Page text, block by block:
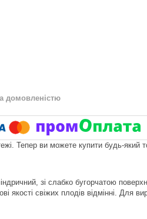
домовленістю
Тепер ви можете купити будь-який
зі слабко бугорчатою
свіжих плодів відмінні. Для